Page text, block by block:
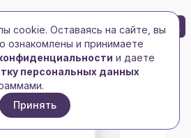
ЛОГО 0
Warmdale, белый
cookie. Оставаясь на сайте, вы
ознакомлены и принимаете
и даете
персональных данных
Принять